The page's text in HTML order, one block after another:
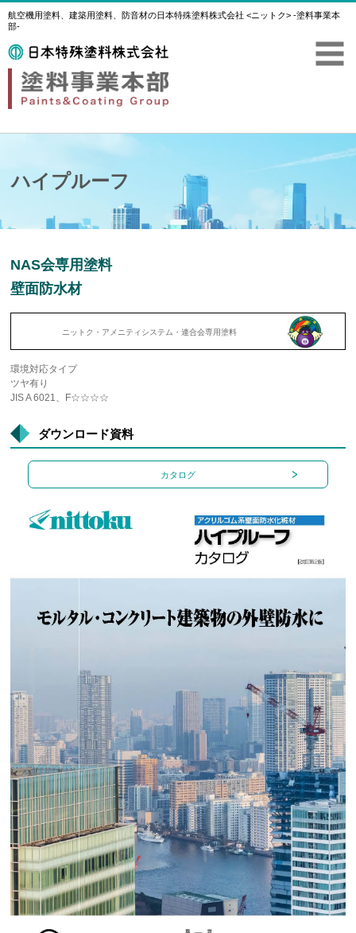
航空機用塗料、建築用塗料、防音材の日本特殊塗料株式会社 <ニットク> -塗料事業本
部-
ハイプルーフ
NAS会専用塗料
壁面防水材
ニットク・アメニティシステム・連合会専用塗料
環境対応タイプ
ツヤ有り
JIS A 6021、F☆☆☆☆
ダウンロード資料
カタログ